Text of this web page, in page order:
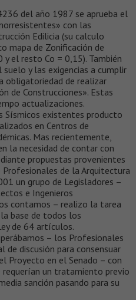
del año 1987 se aprueba el
con las
Edilicia (su calculo
mapa de Zonificación de
y el resto Co = 0,15). También
y las exigencias a cumplir
obligatoriedad de realizar
de Construcciones». Estas
actualizaciones.
Sísmicos existentes producto
en Centros de
Mas recientemente,
la necesidad de contar con
propuestas provenientes
de la Arquitectura
un grupo de Legisladores –
e Ingenieros
contamos – realizo la tarea
base de todos los
de 64 artículos.
– los Profesionales
de discusión para consensuar
Proyecto en el Senado – con
requerían un tratamiento previo
sanción pasando para su